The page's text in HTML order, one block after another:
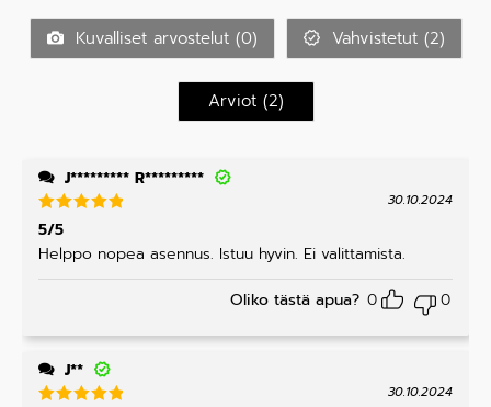
a:2/
5
ott
Kuvalliset arvostelut (0) Vahvistetut (2)
Arviot (2)
J********* R*********
Arvostelu
tuotteesta
:5 / 5
30.10.2024
5/5
Helppo nopea asennus. Istuu hyvin. Ei valittamista.
Oliko tästä apua? 0 0
J**
30.10.2024